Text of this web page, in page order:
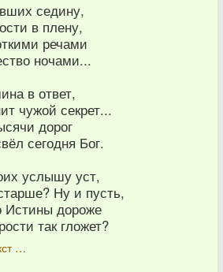
седину,
в плену,
речами
ночами...
в ответ,
чужой секрет...
дорог
сегодня Бог.
услышу уст,
Ну и пусть,
Истины дороже
так гложет?
…